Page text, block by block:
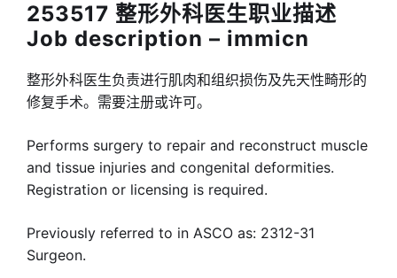
253517 整形外科医生职业描述
Job description – immicn
整形外科医生负责进行肌肉和组织损伤及先天性畸形的
修复手术。需要注册或许可。
Performs surgery to repair and reconstruct muscle
and tissue injuries and congenital deformities.
Registration or licensing is required.
Previously referred to in ASCO as: 2312-31
Surgeon.